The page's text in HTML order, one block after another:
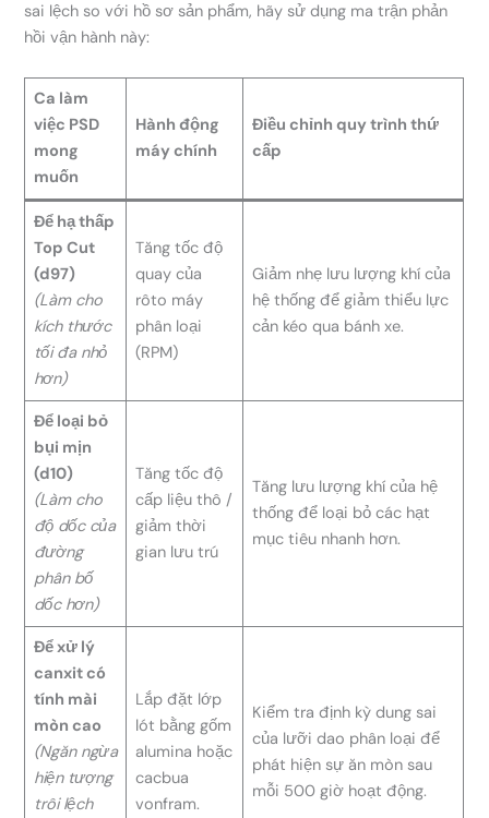
sai lệch so với hồ sơ sản phẩm, hãy sử dụng ma trận phản
hồi vận hành này:
Ca làm
việc PSD
mong
muốn
Hành động
máy chính
Điều chỉnh quy trình thứ
cấp
Để hạ thấp
Top Cut
(d97)
(Làm cho
kích thước
tối đa nhỏ
hơn)
Tăng tốc độ
quay của
rôto máy
phân loại
(RPM)
Giảm nhẹ lưu lượng khí của
hệ thống để giảm thiểu lực
cản kéo qua bánh xe.
Để loại bỏ
bụi mịn
(d10)
(Làm cho
độ dốc của
đường
phân bố
dốc hơn)
Tăng tốc độ
cấp liệu thô /
giảm thời
gian lưu trú
Tăng lưu lượng khí của hệ
thống để loại bỏ các hạt
mục tiêu nhanh hơn.
Để xử lý
canxit có
tính mài
mòn cao
(Ngăn ngừa
hiện tượng
trôi lệch
Lắp đặt lớp
lót bằng gốm
alumina hoặc
cacbua
vonfram.
Kiểm tra định kỳ dung sai
của lưỡi dao phân loại để
phát hiện sự ăn mòn sau
mỗi 500 giờ hoạt động.